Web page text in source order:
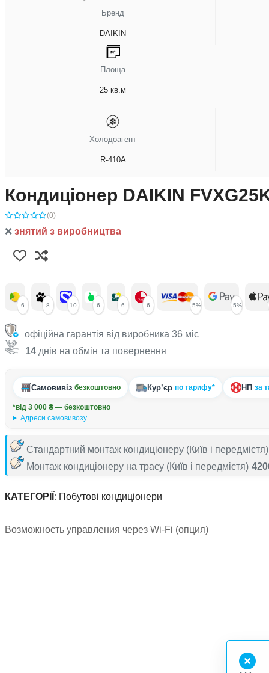
Бренд
DAIKIN
Площа
25 кв.м
Холодоагент
R-410A
Кондиціонер DAIKIN
(0)
❌ знятий з виробництва
6 8 10 6 6 6 -5% -5%
офіційна гарантія від виробника 36 міс
14 днів на обмін та повернення
Самовивіз безкоштовно Кур’єр по тарифу* НП за
*від 3 000 ₴ — безкоштовно
Адреси самовивозу
Стандартний монтаж кондиціонеру (Київ і передмістя)
Монтаж кондиціонеру на трасу (Київ і передмістя)
КАТЕГОРІЇ : Побутові кондиціонери
Возможность управления через Wi-Fi (опция)